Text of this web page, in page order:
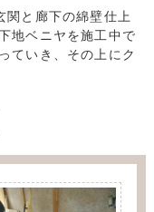
関と廊下の綿壁仕上
地ベニヤを施工中で
ていき、その上にク